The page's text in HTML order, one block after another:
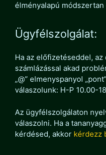
élményalapú
Ügyfélszolgálat:
Ha az előfizetéseddel, az
számlázással akad
„@” elmenyspanyol
válaszolunk: H-P 10.00-
Az ügyfélszolgálaton
válaszolni. Ha a
kérdésed, akkor kérdezz